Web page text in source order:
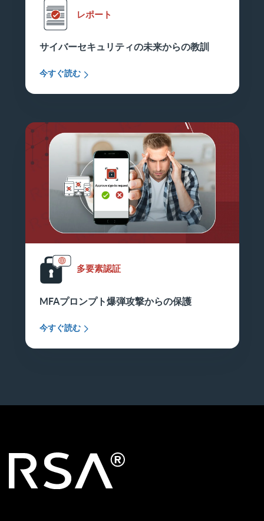
レポート
サイバーセキュリティの未来からの教訓
今すぐ読む
多要素認証
MFAプロンプト爆弾攻撃からの保護
今すぐ読む